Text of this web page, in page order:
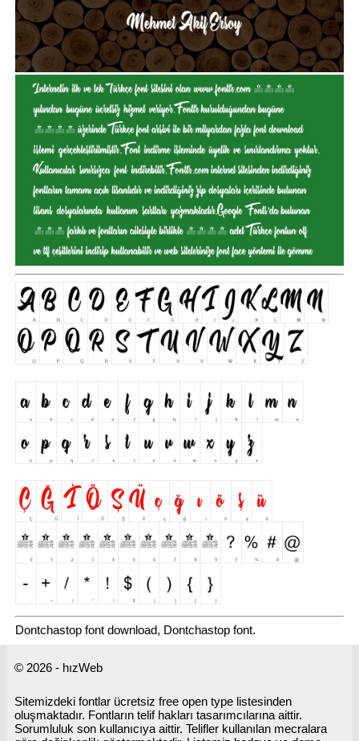
Dontchastop font download, Dontchastop font.
© 2026 - hızWeb
Sitemizdeki fontlar ücretsiz free open type listesinden
oluşmaktadır. Fontların telif hakları tasarımcılarına aittir.
Sorumluluk son kullanıcıya aittir. Telifler kullanılan mecralara